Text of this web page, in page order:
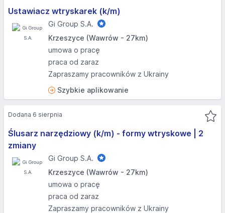
Ustawiacz wtryskarek (k/m)
Gi Group S.A.
Krzeszyce (Wawrów - 27km)
umowa o pracę
praca od zaraz
Zapraszamy pracowników z Ukrainy
Szybkie aplikowanie
Ślusarz narzędziowy (k/m) - formy wtryskowe | 2
zmiany
Gi Group S.A.
Krzeszyce (Wawrów - 27km)
umowa o pracę
praca od zaraz
Zapraszamy pracowników z Ukrainy
Dodana 6 sierpnia